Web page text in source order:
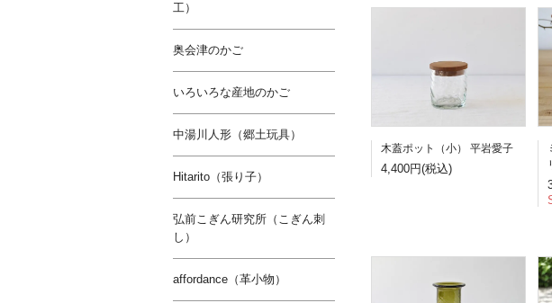
木蓋ポット（小） 平岩愛子
4,400円(税込)
工）
奥会津のかご
いろいろな産地のかご
中湯川人形（郷土玩具）
Hitarito（張り子）
弘前こぎん研究所（こぎん刺
し）
affordance（革小物）